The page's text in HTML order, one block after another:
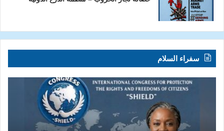
سفراء السلام